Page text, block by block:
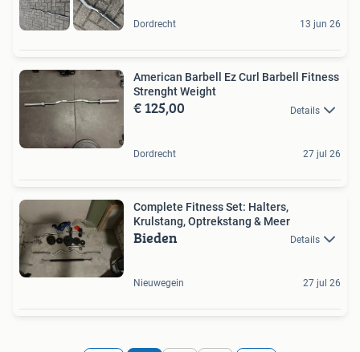
Dordrecht 13 jun 26
American Barbell Ez Curl Barbell Fitness
Strenght Weight
€ 125,00 Details
Dordrecht 27 jul 26
Complete Fitness Set: Halters,
Krulstang, Optrekstang & Meer
Bieden Details
Nieuwegein 27 jul 26